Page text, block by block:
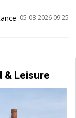
05-08-2026 09:25
& Leisure